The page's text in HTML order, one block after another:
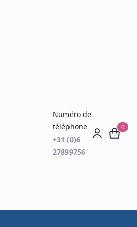
Numéro de
téléphone
+31 (0)6
27899756
0